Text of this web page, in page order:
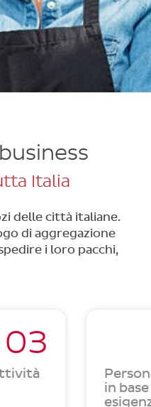
Italia
delle città italiane.
di aggregazione
i loro pacchi,
03
in